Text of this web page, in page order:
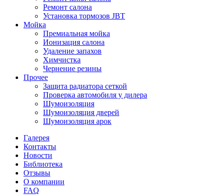
Ремонт салона
Установка тормозов JBT
Мойка
Премиальная мойка
Ионизация салона
Удаление запахов
Химчистка
Чернение резины
Прочее
Защита радиатора сеткой
Проверка автомобиля у дилера
Шумоизоляция
Шумоизоляция дверей
Шумоизоляция арок
Галерея
Контакты
Новости
Библиотека
Отзывы
О компании
FAQ